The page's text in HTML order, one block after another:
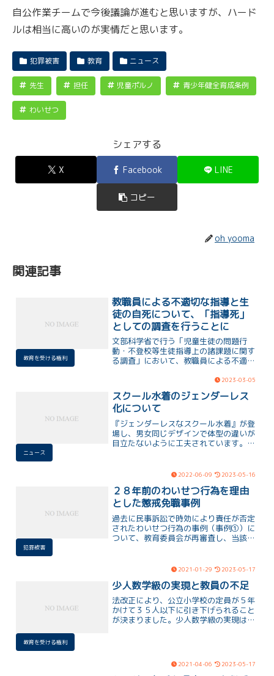
自公作業チームで今後議論が進むと思いますが、ハード
ルは相当に高いのが実情だと思います。
犯罪被害 教育 ニュース
先生 担任 児童ポルノ 青少年健全育成条例
わいせつ
シェアする
X Facebook LINE
コピー
oh yooma
関連記事
教育を受ける権利
教職員による不適切な指導と生
徒の自死について、「指導死」
としての調査を行うことに
文部科学省で行う「児童生徒の問題行
動・不登校等生徒指導上の諸課題に関す
る調査」において、教職員による不適切
調査項目に加えられることになりまし
た。そのことの意味と残された課題につ
いての解説です。
2023-03-05
ニュース
スクール水着のジェンダーレス
化について
『ジェンダーレスなスクール水着』が登
場し、男女同じデザインで体型の違いが
目立たないように工夫されています。今
が進んでいることに喜びを感じます。公
つ変化しており、学生たちには選択肢が
与えられるようになっています。これは
素晴らしい進展であり、大変喜ばしいこ
とです。
2022-06-09 2023-05-16
犯罪被害
２８年前のわいせつ行為を理由
とした懲戒免職事例
過去に民事訴訟で時効により責任が否定
されたわいせつ行為の事例（事例➀）に
ついて、教育委員会が再審査し、当該教
とを踏まえ、被害を訴えた女性にとって
教員は否認し、処分に対して争う可能性
もあるとされています。
2021-01-29 2023-05-17
教育を受ける権利
少人数学級の実現と教員の不足
法改正により、公立小学校の定員が５年
かけて３５人以下に引き下げられること
が決まりました。少人数学級の実現は望
差や質の低下の懸念もあります。
2021-04-06 2023-05-17